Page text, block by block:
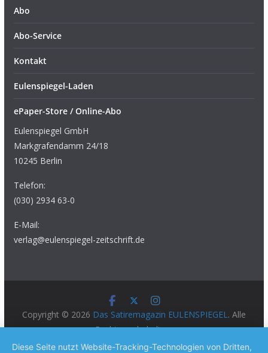
Abo
Abo-Service
Kontakt
Eulenspiegel-Laden
ePaper-Store / Online-Abo
Eulenspiegel GmbH
Markgrafendamm 24/18
10245 Berlin
Telefon:
(030) 2934 63-0
E-Mail:
verlag@eulenspiegel-zeitschrift.de
Copyright © 2026 Das Satiremagazin EULENSPIEGEL. Alle
Rechte vorbehalten.
Theme:ColorMag Provon ThemeGrill. Präsentiert von
Diese Seite nutzt Website-Tracking-Technologien von Dritten,